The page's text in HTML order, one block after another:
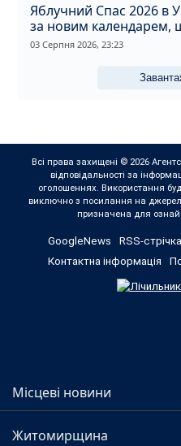
Яблучний Спас 2026 в
за новим календарем,
прикмети дня
03 Серпня 2026, 23:23
Всі права захищені © 2026
відповідальності за
оголошеннях. Використання
виключно з посилання на
призначена для
GoogleNews RSS-стрічка
Контактна інформація
Місцеві новини
Житомирщина